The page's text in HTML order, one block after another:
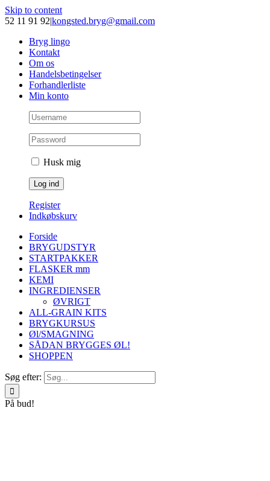
Skip to content
52 11 91 92|kongsted.bryg@gmail.com
Bryg lingo
Kontakt
Om os
Handelsbetingelser
Forhandlerliste
Min konto
Husk mig
Register
Indkøbskurv
Forside
BRYGUDSTYR
STARTPAKKER
FLASKER mm
KEMI
INGREDIENSER
ØVRIGT
ALL-GRAIN KITS
BRYGKURSUS
Øl/SMAGNING
SÅDAN BRYGGES ØL!
SHOPPEN
Søg efter:
På bud!